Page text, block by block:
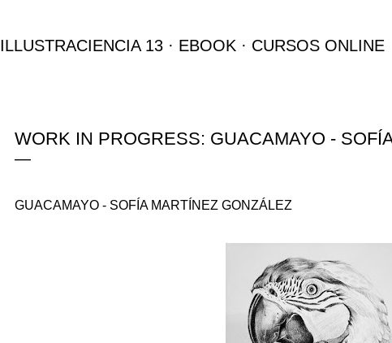
ILLUSTRACIENCIA 13 EBOOK CURSOS ONLINE
WORK IN PROGRESS: GUACAMAYO -
GUACAMAYO - SOFÍA MARTÍNEZ GONZÁLEZ